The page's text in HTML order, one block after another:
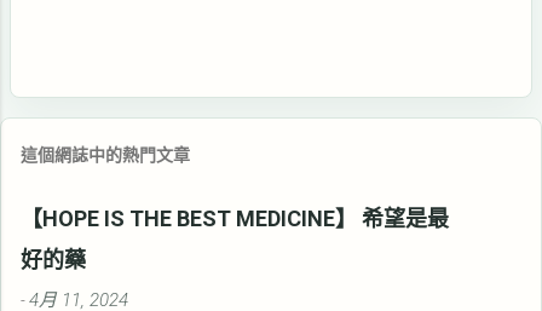
這個網誌中的熱門文章
【HOPE IS THE BEST MEDICINE】 希望是最
好的藥
-4月 11, 2024